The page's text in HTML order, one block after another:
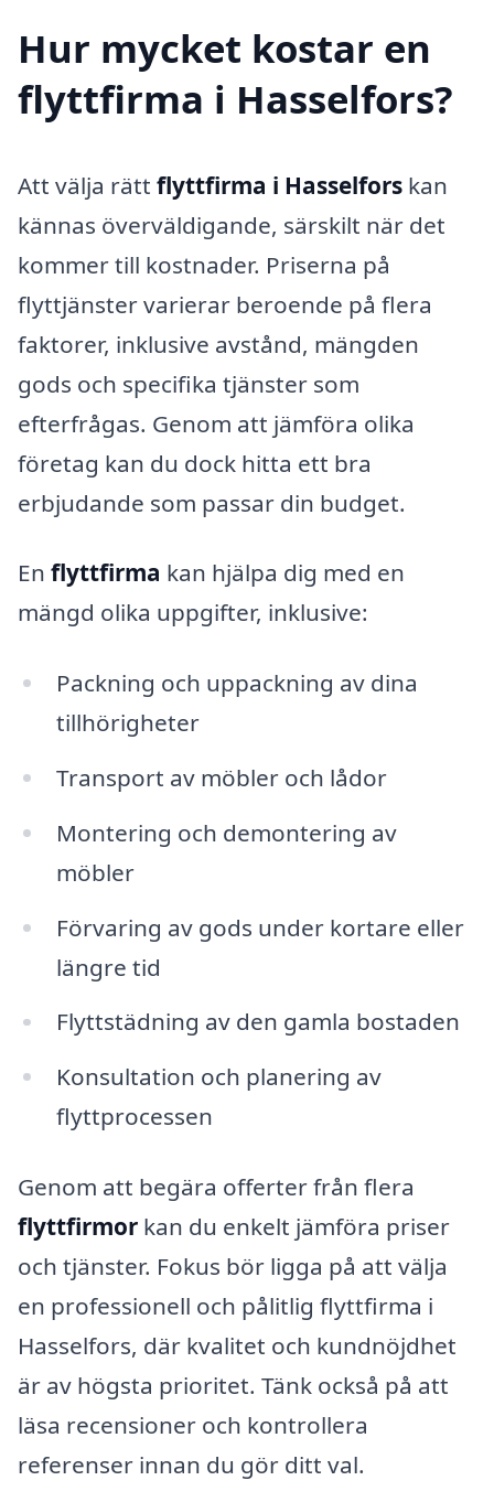
Hur mycket kostar en
flyttfirma i Hasselfors?
Att välja rätt flyttfirma i Hasselfors kan
kännas överväldigande, särskilt när det
kommer till kostnader. Priserna på
flyttjänster varierar beroende på flera
faktorer, inklusive avstånd, mängden
gods och specifika tjänster som
efterfrågas. Genom att jämföra olika
företag kan du dock hitta ett bra
erbjudande som passar din budget.
En flyttfirma kan hjälpa dig med en
mängd olika uppgifter, inklusive:
Packning och uppackning av dina
tillhörigheter
Transport av möbler och lådor
Montering och demontering av
möbler
Förvaring av gods under kortare eller
längre tid
Flyttstädning av den gamla bostaden
Konsultation och planering av
flyttprocessen
Genom att begära offerter från flera
flyttfirmor kan du enkelt jämföra priser
och tjänster. Fokus bör ligga på att välja
en professionell och pålitlig flyttfirma i
Hasselfors, där kvalitet och kundnöjdhet
är av högsta prioritet. Tänk också på att
läsa recensioner och kontrollera
referenser innan du gör ditt val.